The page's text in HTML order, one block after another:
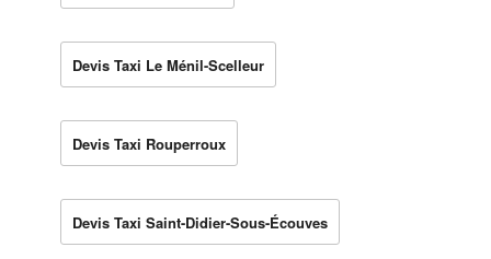
Devis Taxi Le Ménil-Scelleur
Devis Taxi Rouperroux
Devis Taxi Saint-Didier-Sous-Écouves